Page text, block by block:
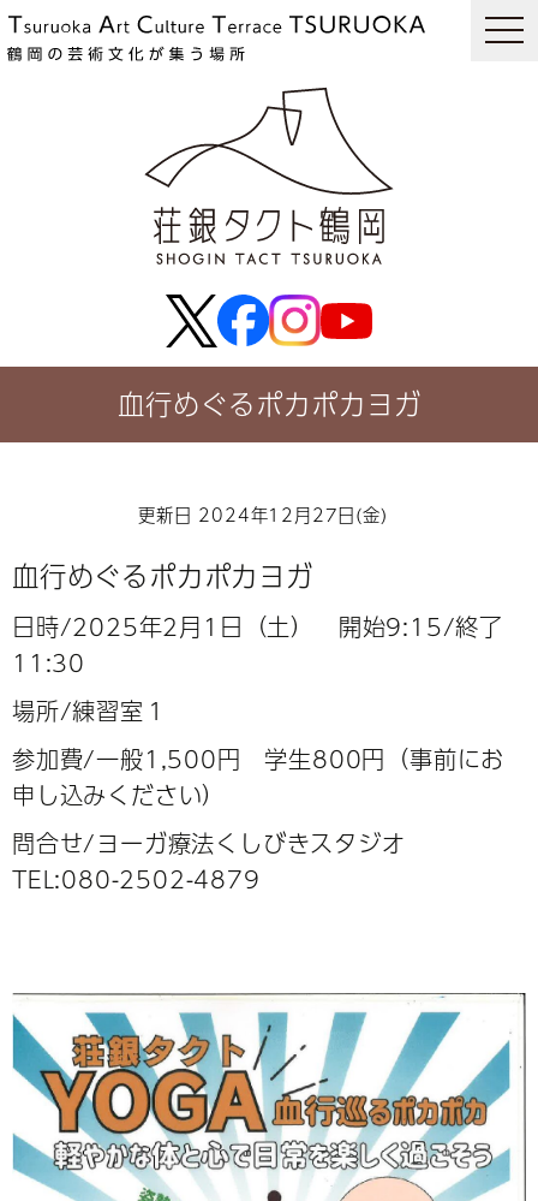
血行めぐるポカポカヨガ
更新日 2024年12月27日(金)
血行めぐるポカポカヨガ
日時/2025年2月1日（土） 開始9:15/終了
11:30
場所/練習室１
参加費/一般1,500円 学生800円（事前にお
申し込みください）
問合せ/ヨーガ療法くしびきスタジオ
TEL:080-2502-4879